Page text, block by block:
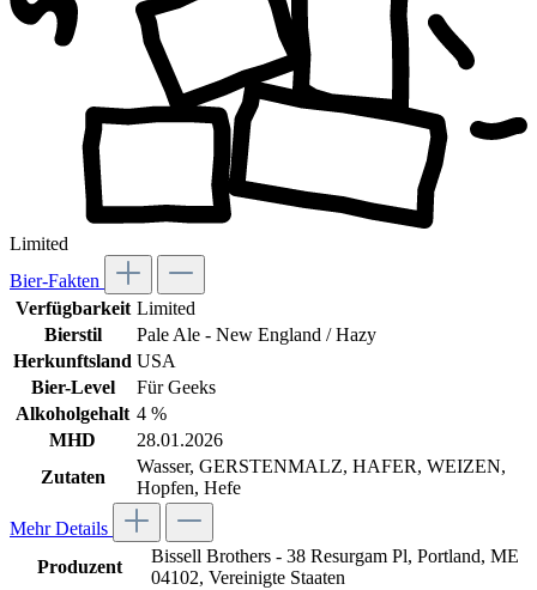
Limited
Bier-Fakten
Verfügbarkeit Limited
Bierstil
Pale Ale - New England / Hazy
Herkunftsland USA
Bier-Level
Für Geeks
Alkoholgehalt 4 %
MHD
28.01.2026
Zutaten
Wasser, GERSTENMALZ, HAFER, WEIZEN,
Hopfen, Hefe
Mehr Details
Produzent
Bissell Brothers - 38 Resurgam Pl, Portland, ME
04102, Vereinigte Staaten